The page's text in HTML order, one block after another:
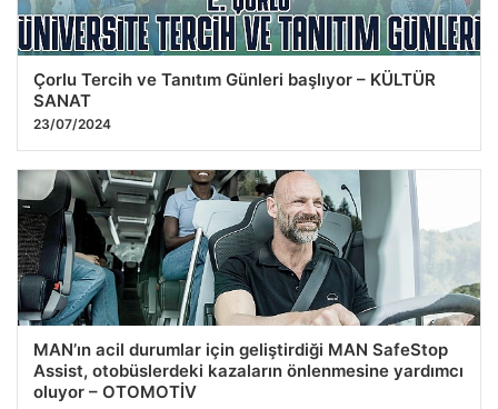
Çorlu Tercih ve Tanıtım Günleri başlıyor – KÜLTÜR
SANAT
23/07/2024
MAN’ın acil durumlar için geliştirdiği MAN SafeStop
Assist, otobüslerdeki kazaların önlenmesine yardımcı
oluyor – OTOMOTİV